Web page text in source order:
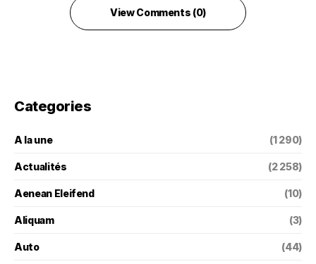
View Comments (0)
Categories
A la une (1 290)
Actualités (2 258)
Aenean Eleifend (10)
Aliquam (3)
Auto (44)